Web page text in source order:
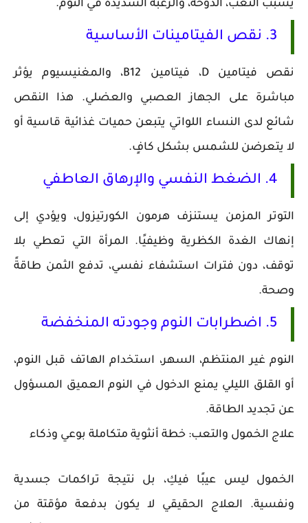
يسبب التعب، الدوخة، والرغبة الشديدة في النوم.
3. نقص الفيتامينات الأساسية
نقص فيتامين D، فيتامين B12، والمغنيسيوم يؤثر
مباشرة على الجهاز العصبي والعضلي. هذا النقص
شائع لدى النساء اللواتي يتبعن حميات غذائية قاسية أو
لا يتعرضن للشمس بشكل كافٍ.
4. الضغط النفسي والإرهاق العاطفي
التوتر المزمن يستنزف هرمون الكورتيزول، ويؤدي إلى
إنهاك الغدة الكظرية وظيفيًا. المرأة التي تعطي بلا
توقف، دون فترات استشفاء نفسي، تدفع الثمن طاقةً
وصحة.
5. اضطرابات النوم وجودته المنخفضة
النوم غير المنتظم، السهر، استخدام الهاتف قبل النوم،
أو القلق الليلي يمنع الدخول في النوم العميق المسؤول
عن تجديد الطاقة.
علاج الخمول والتعب: خطة أنثوية متكاملة بوعي وذكاء
الخمول ليس عيبًا فيكِ، بل نتيجة تراكمات جسدية
ونفسية. العلاج الحقيقي لا يكون بدفعة مؤقتة من